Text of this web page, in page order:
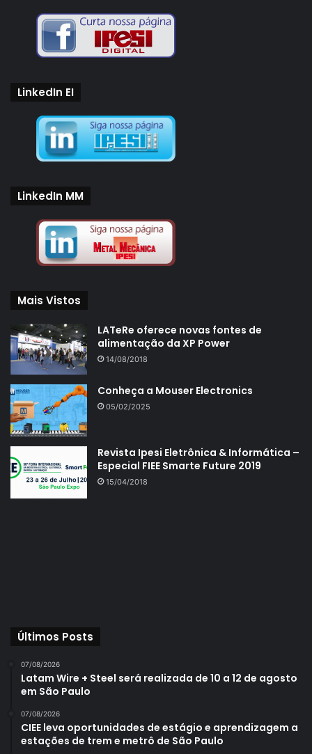
LinkedIn EI
LinkedIn MM
Mais Vistos
LATeRe oferece novas fontes de
alimentação da XP Power
14/08/2018
Conheça a Mouser Electronics
05/02/2025
Revista Ipesi Eletrônica & Informática –
Especial FIEE Smarte Future 2019
15/04/2018
Últimos Posts
07/08/2026
Latam Wire + Steel será realizada de 10 a 12 de agosto
em São Paulo
07/08/2026
CIEE leva oportunidades de estágio e aprendizagem a
estações de trem e metrô de São Paulo